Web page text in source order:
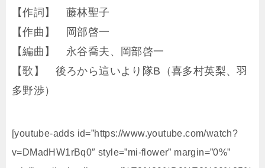
【作詞】 藤林聖子
【作曲】 岡部啓一
【編曲】 永谷喬夫、岡部啓一
【歌】 後ろから這いより隊B（喜多村英梨、羽
多野渉）
[youtube-adds id=”https://www.youtube.com/watch?
v=DMadHW1rBq0″ style=”mi-flower” margin=”0%”